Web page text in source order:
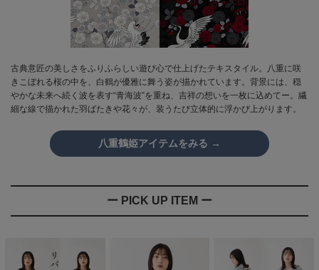
古典意匠の美しさをふりふらしい遊び心で仕上げたテキスタイル。八重に咲
きこぼれる桜の中を、白鶴が優雅に舞う姿が描かれています。背景には、穏
やかな未来へ続く波を表す“青海波”を重ね、吉祥の想いを一枚に込めてー。繊
細な線で描かれた羽ばたきや花々が、装うたび立体的に浮かび上がります。
八重鶴姫アイテムをみる →
ー PICK UP ITEM ー